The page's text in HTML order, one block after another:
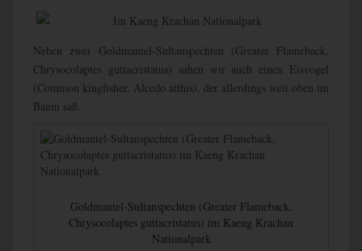
Neben zwei Goldmantel-Sultanspechten (Greater Flameback,
Chrysocolaptes guttacristatus) sahen wir auch einen Eisvogel
(Common kingfisher, Alcedo atthis), der allerdings weit oben im
Baum saß.
Goldmantel-Sultanspechten (Greater Flameback,
Chrysocolaptes guttacristatus) im Kaeng Krachan
Nationalpark